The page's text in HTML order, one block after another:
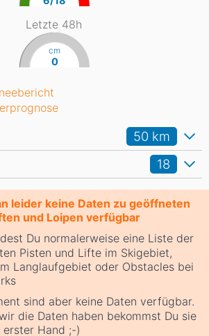
leider keine Daten zu geöffneten
und Loipen verfügbar
Du normalerweise eine Liste der
Pisten und Lifte im Skigebiet,
Langlaufgebiet oder Obstacles bei
sind aber keine Daten verfügbar.
die Daten haben bekommst Du sie
erster Hand ;-)
18
50 km
Letzte 48h
cm
0